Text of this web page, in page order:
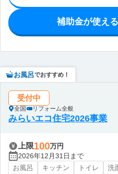
補助金が使え
お風呂でおすすめ！
受付中
全国 リフォーム全般
みらいエコ住宅2026事業
上限100万円
2026年12月31日まで
お風呂
キッチン トイレ 洗